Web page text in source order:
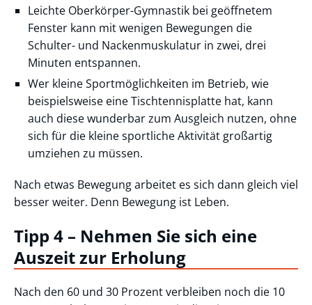
Leichte Oberkörper-Gymnastik bei geöffnetem
Fenster kann mit wenigen Bewegungen die
Schulter- und Nackenmuskulatur in zwei, drei
Minuten entspannen.
Wer kleine Sportmöglichkeiten im Betrieb, wie
beispielsweise eine Tischtennisplatte hat, kann
auch diese wunderbar zum Ausgleich nutzen, ohne
sich für die kleine sportliche Aktivität großartig
umziehen zu müssen.
Nach etwas Bewegung arbeitet es sich dann gleich viel
besser weiter. Denn Bewegung ist Leben.
Tipp 4 – Nehmen Sie sich eine
Auszeit zur Erholung
Nach den 60 und 30 Prozent verbleiben noch die 10